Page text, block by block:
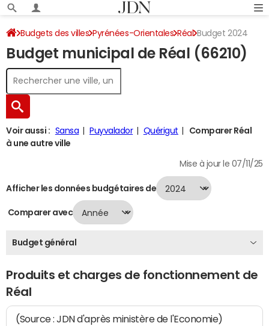
Budgets des villes Pyrénées-Orientales Réal Budget 2024
Budget municipal de Réal (66210)
Voir aussi : Sansa Puyvalador Quérigut
Comparer Réal
à une autre ville
Mise à jour le 07/11/25
Afficher les données budgétaires de
Comparer avec
Budget général
Produits et charges de fonctionnement de
Réal
(Source : JDN d'après ministère de l'Economie)